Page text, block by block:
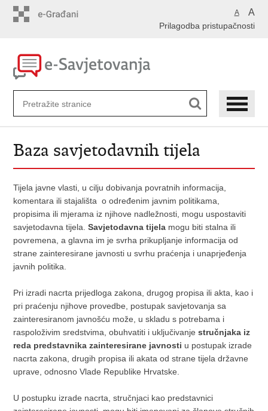
A A
Prilagodba pristupačnosti
Baza savjetodavnih tijela
Tijela javne vlasti, u cilju dobivanja povratnih informacija,
komentara ili stajališta o određenim javnim politikama,
propisima ili mjerama iz njihove nadležnosti, mogu uspostaviti
savjetodavna tijela.Savjetodavna tijela mogu biti stalna ili
povremena, a glavna im je svrha prikupljanje informacija od
strane zainteresirane javnosti u svrhu praćenja i unaprjeđenja
javnih politika.
Pri izradi nacrta prijedloga zakona, drugog propisa ili akta, kao i
pri praćenju njihove provedbe, postupak savjetovanja sa
zainteresiranom javnošću može, u skladu s potrebama i
raspoloživim sredstvima, obuhvatiti i uključivanjestručnjaka iz
reda predstavnika zainteresirane javnosti u postupak izrade
nacrta zakona, drugih propisa ili akata od strane tijela državne
uprave, odnosno Vlade Republike Hrvatske.
U postupku izrade nacrta, stručnjaci kao predstavnici